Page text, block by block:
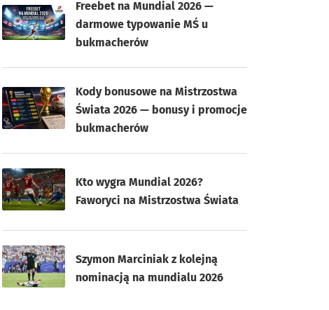
Freebet na Mundial 2026 —
darmowe typowanie MŚ u
bukmacherów
Kody bonusowe na Mistrzostwa
Świata 2026 — bonusy i promocje
bukmacherów
Kto wygra Mundial 2026?
Faworyci na Mistrzostwa Świata
Szymon Marciniak z kolejną
nominacją na mundialu 2026